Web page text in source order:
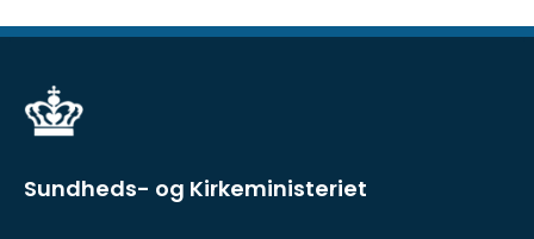
Sundheds- og Kirkeministeriet